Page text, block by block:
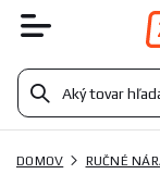
DOMOV RUČNÉ